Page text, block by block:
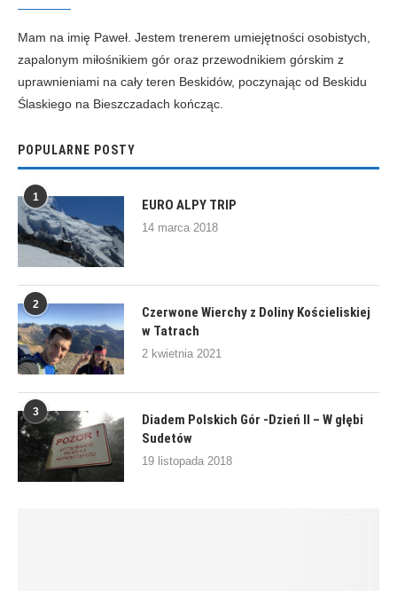
Mam na imię Paweł. Jestem trenerem umiejętności osobistych,
zapalonym miłośnikiem gór oraz przewodnikiem górskim z
uprawnieniami na cały teren Beskidów, poczynając od Beskidu
Ślaskiego na Bieszczadach kończąc.
POPULARNE POSTY
1 EURO ALPY TRIP
14 marca 2018
2
Czerwone Wierchy z Doliny Kościeliskiej
w Tatrach
2 kwietnia 2021
3
Diadem Polskich Gór -Dzień II – W głębi
Sudetów
19 listopada 2018